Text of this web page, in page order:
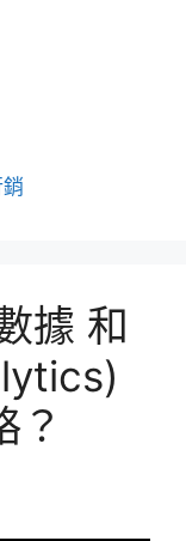
據 和
？